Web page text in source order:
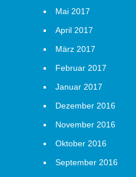
Mai 2017
April 2017
März 2017
Februar 2017
Januar 2017
Dezember 2016
November 2016
Oktober 2016
September 2016